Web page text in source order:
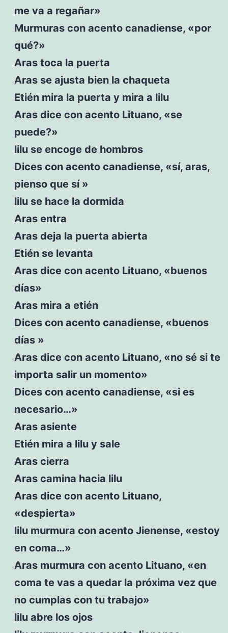
me va a regañar»
Murmuras con acento canadiense, «por
qué?»
Aras toca la puerta
Aras se ajusta bien la chaqueta
Etién mira la puerta y mira a lilu
Aras dice con acento Lituano, «se
puede?»
lilu se encoge de hombros
Dices con acento canadiense, «sí, aras,
pienso que sí »
lilu se hace la dormida
Aras entra
Aras deja la puerta abierta
Etién se levanta
Aras dice con acento Lituano, «buenos
días»
Aras mira a etién
Dices con acento canadiense, «buenos
días »
Aras dice con acento Lituano, «no sé si te
importa salir un momento»
Dices con acento canadiense, «si es
necesario…»
Aras asiente
Etién mira a lilu y sale
Aras cierra
Aras camina hacia lilu
Aras dice con acento Lituano,
«despierta»
lilu murmura con acento Jienense, «estoy
en coma…»
Aras murmura con acento Lituano, «en
coma te vas a quedar la próxima vez que
no cumplas con tu trabajo»
lilu abre los ojos